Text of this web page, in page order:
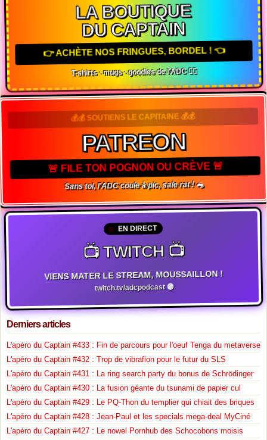
LA BOUTIQUE
DU CAPTAIN
👉 ACHÈTE NOS FRINGUES, BORDEL ! 👈
T-shirts · mugs · goodies de l'ADC 🏴‍☠️
💰💰 SOUTIENS LE CAPITAINE 💰💰
PATREON
🚨 FILE TON POGNON OU CRÈVE 🚨
Sans toi, l'ADC coule à pic, sale rat ! 🐀
EN DIRECT
📺 TWITCH 📺
VIENS MATER LE STREAM, MOUSSAILLON !
twitch.tv/adcpodcast 🟣
Derniers articles
L'apéro du Captain #433 : Fin de parcours pour l'oeuf Tenga du metaverse
L'apéro du Captain #432 : Trop de vibrafion pour le futur du SLS
L'apéro du Captain #431 : La ring search party du bonus de Schrödinger
L'apéro du Captain #430 : La fusion géante du tsunami de papier cul
L'apéro du Captain #429 : Le PQ-Thon du templier qui chiait des briques
L'apéro du Captain #428 : Jean-Paul et les specials mega-deal MyCiné
L'apéro du Captain #427 : Le nowel Pornhub des Schocobons moisis